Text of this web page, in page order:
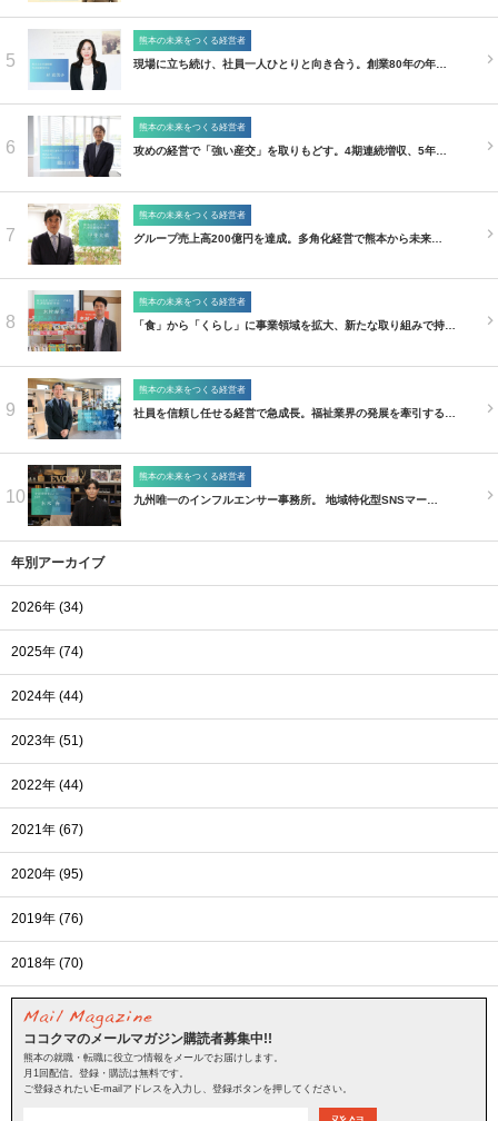
5
熊本の未来をつくる経営者
現場に立ち続け、社員一人ひとりと向き合う。創業80年の年…
6
熊本の未来をつくる経営者
攻めの経営で「強い産交」を取りもどす。4期連続増収、5年…
7
熊本の未来をつくる経営者
グループ売上高200億円を達成。多角化経営で熊本から未来…
8
熊本の未来をつくる経営者
「食」から「くらし」に事業領域を拡大、新たな取り組みで持…
9
熊本の未来をつくる経営者
社員を信頼し任せる経営で急成長。福祉業界の発展を牽引する…
10
熊本の未来をつくる経営者
九州唯一のインフルエンサー事務所。 地域特化型SNSマー…
年別アーカイブ
2026年 (34)
2025年 (74)
2024年 (44)
2023年 (51)
2022年 (44)
2021年 (67)
2020年 (95)
2019年 (76)
2018年 (70)
ココクマのメールマガジン購読者募集中!!
熊本の就職・転職に役立つ情報をメールでお届けします。
月1回配信。登録・購読は無料です。
ご登録されたいE-mailアドレスを入力し、登録ボタンを押してください。